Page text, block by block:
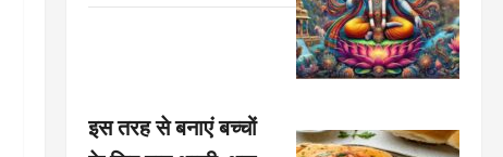
इस तरह से बनाएं बच्चों